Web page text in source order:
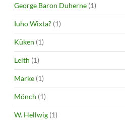
George Baron Duherne (1)
Iuho Wixta? (1)
Küken (1)
Leith (1)
Marke (1)
Mönch (1)
W. Hellwig (1)